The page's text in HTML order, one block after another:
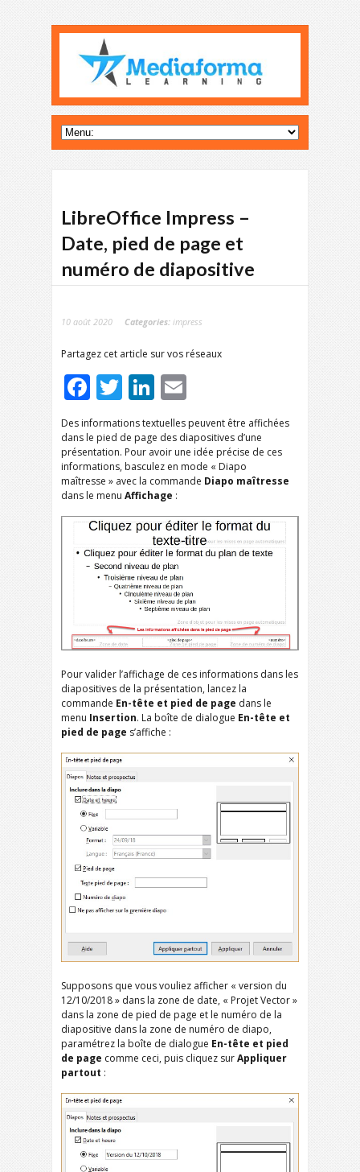
LibreOffice Impress –
Date, pied de page et
numéro de diapositive
10 août 2020 Categories: impress
Partagez cet article sur vos réseaux
Facebook
TwitterLinkedIn
Des informations textuelles peuvent être affichées
dans le pied de page des diapositives d’une
présentation. Pour avoir une idée précise de ces
informations, basculez en mode « Diapo
maîtresse » avec la commande Diapo maîtresse
dans le menu Affichage :
Pour valider l’affichage de ces informations dans les
diapositives de la présentation, lancez la
commande En-tête et pied de page dans le
menu Insertion. La boîte de dialogue En-tête et
pied de page s’affiche :
Supposons que vous vouliez afficher « version du
12/10/2018 » dans la zone de date, « Projet Vector »
dans la zone de pied de page et le numéro de la
diapositive dans la zone de numéro de diapo,
paramétrez la boîte de dialogue En-tête et pied
de page comme ceci, puis cliquez surAppliquer
partout :